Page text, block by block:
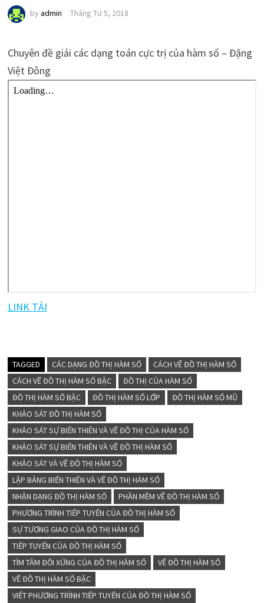
by admin Tháng Tư 5, 2018
Chuyên đề giải các dạng toán cực trị của hàm số – Đặng
Việt Đông
LINK TẢI
TAGGED CÁC DẠNG ĐỒ THỊ HÀM SỐ
CÁCH VẼ ĐỒ THỊ HÀM SỐ
CÁCH VẼ ĐỒ THỊ HÀM SỐ BẬC
ĐỒ THỊ CỦA HÀM SỐ
ĐỒ THỊ HÀM SỐ BẬC
ĐỒ THỊ HÀM SỐ LỚP
ĐỒ THỊ HÀM SỐ MŨ
KHẢO SÁT ĐỒ THỊ HÀM SỐ
KHẢO SÁT SỰ BIẾN THIÊN VÀ VẼ ĐỒ THỊ CỦA HÀM SỐ
KHẢO SÁT SỰ BIẾN THIÊN VÀ VẼ ĐỒ THỊ HÀM SỐ
KHẢO SÁT VÀ VẼ ĐỒ THỊ HÀM SỐ
LẬP BẢNG BIẾN THIÊN VÀ VẼ ĐỒ THỊ HÀM SỐ
NHẬN DẠNG ĐỒ THỊ HÀM SỐ
PHẦN MỀM VẼ ĐỒ THỊ HÀM SỐ
PHƯƠNG TRÌNH TIẾP TUYẾN CỦA ĐỒ THỊ HÀM SỐ
SỰ TƯƠNG GIAO CỦA ĐỒ THỊ HÀM SỐ
TIẾP TUYẾN CỦA ĐỒ THỊ HÀM SỐ
TÌM TÂM ĐỐI XỨNG CỦA ĐỒ THỊ HÀM SỐ
VẼ ĐỒ THỊ HÀM SỐ
VẼ ĐỒ THỊ HÀM SỐ BẬC
VIẾT PHƯƠNG TRÌNH TIẾP TUYẾN CỦA ĐỒ THỊ HÀM SỐ